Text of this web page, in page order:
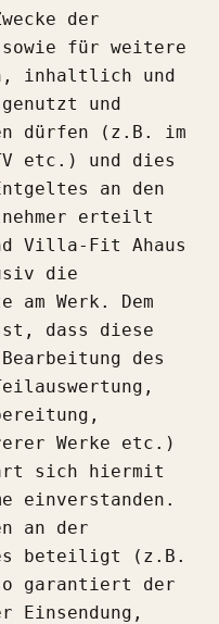
der
für weitere
inhaltlich und
und
dürfen (z.B. im
etc.) und dies
an den
erteilt
Villa-Fit Ahaus
die
Werk. Dem
dass diese
des
Werke etc.)
sich hiermit
einverstanden.
an der
beteiligt (z.B.
garantiert der
Einsendung,